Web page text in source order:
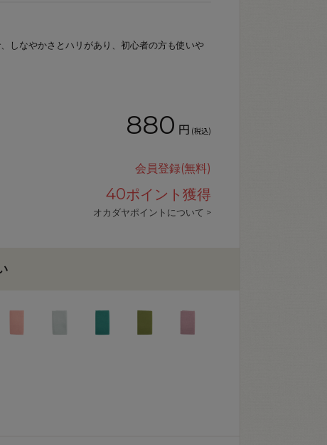
しなやかさとハリがあり、初心者の方も使いや
880 円 (税込)
会員登録(無料)
40ポイント獲得
オカダヤポイントについて >